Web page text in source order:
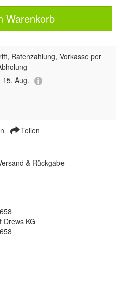
Warenkorb
Ratenzahlung, Vorkasse per
15. Aug.
Teilen
& Rückgabe
Drews KG